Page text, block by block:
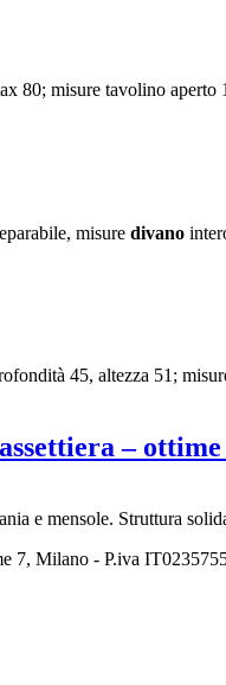
80; misure tavolino aperto
misure divano
45, altezza 51;
–
e mensole. Struttura
7, Milano - P.iva